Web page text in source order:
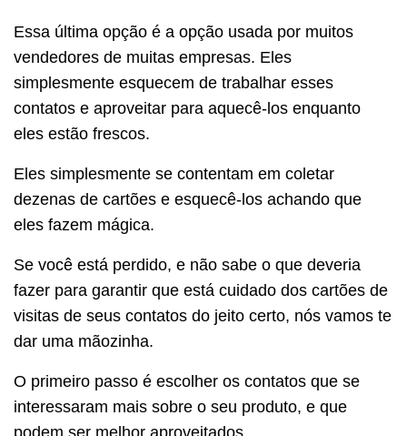
Essa última opção é a opção usada por muitos
vendedores de muitas empresas. Eles
simplesmente esquecem de trabalhar esses
contatos e aproveitar para aquecê-los enquanto
eles estão frescos.
Eles simplesmente se contentam em coletar
dezenas de cartões e esquecê-los achando que
eles fazem mágica.
Se você está perdido, e não sabe o que deveria
fazer para garantir que está cuidado dos cartões de
visitas de seus contatos do jeito certo, nós vamos te
dar uma mãozinha.
O primeiro passo é escolher os contatos que se
interessaram mais sobre o seu produto, e que
podem ser melhor aproveitados.